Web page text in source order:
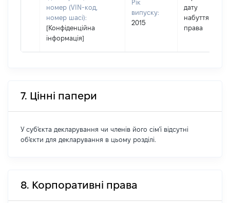
номер (VIN-код,
номер шасі):
[Конфіденційна
інформація]
Рік
випуску:
2015
дату
набуття
права
7. Цінні папери
У суб'єкта декларування чи членів його сім'ї відсутні
об'єкти для декларування в цьому розділі.
8. Корпоративні права